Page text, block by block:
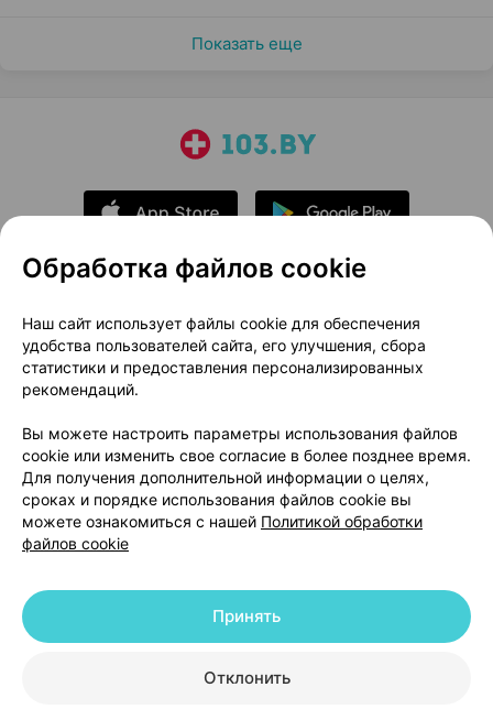
Показать еще
О проекте
Новости проекта
Размещение рекламы
Медицинский маркетинг
Публичный договор
Доставка
Способы оплаты
Вакансии
Партнеры
Написать руководителю 103.by
Написать в поддержку
Персональные настройки Cookie
© 2026 ООО «Артокс Лаб», УНП 191700409 | 220012, Республика Беларусь,
+375 291212755
Обработка файлов cookie
Наш сайт использует файлы cookie для обеспечения
удобства пользователей сайта, его улучшения, сбора
статистики и предоставления персонализированных
рекомендаций.
Вы можете настроить параметры использования файлов
cookie или изменить свое согласие в более позднее время.
Для получения дополнительной информации о целях,
сроках и порядке использования файлов cookie вы
можете ознакомиться с нашей Политикой обработки
файлов cookie
Отклонить
Принять